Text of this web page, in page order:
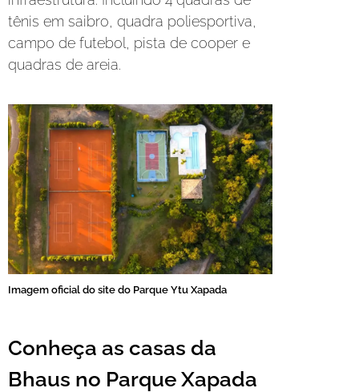
tênis em saibro, quadra poliesportiva,
campo de futebol, pista de cooper e
quadras de areia.
Imagem oficial do site do Parque Ytu Xapada
Conheça as casas da
Bhaus no Parque Xapada